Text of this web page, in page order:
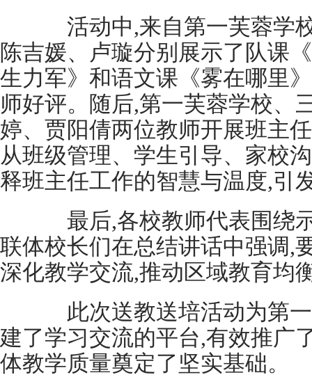
活动中,来自第一芙蓉学
陈吉媛、卢璇分别展示了队课
生力军》和语文课《雾在哪里
师好评。随后,第一芙蓉学校、
婷、贾阳倩两位教师开展班主
从班级管理、学生引导、家校
释班主任工作的智慧与温度,引
最后,各校教师代表围绕
联体校长们在总结讲话中强调,
深化教学交流,推动区域教育均
此次送教送培活动为第一
建了学习交流的平台,有效推广
体教学质量奠定了坚实基础。